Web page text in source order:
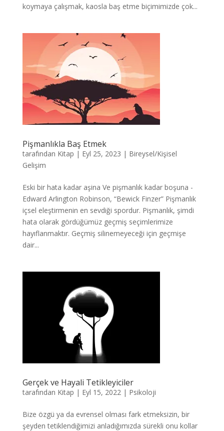
koymaya çalışmak, kaosla baş etme biçimimizde çok...
Pişmanlıkla Baş Etmek
tarafından Kitap | Eyl 25, 2023 | Bireysel/Kişisel
Gelişim
Eski bir hata kadar aşina Ve pişmanlık kadar boşuna -
Edward Arlington Robinson, “Bewick Finzer” Pişmanlık
içsel eleştirmenin en sevdiği spordur. Pişmanlık, şimdi
hata olarak gördüğümüz geçmiş seçimlerimize
hayıflanmaktır. Geçmiş silinemeyeceği için geçmişe
dair...
Gerçek ve Hayali Tetikleyiciler
tarafından Kitap | Eyl 15, 2022| Psikoloji
Bize özgü ya da evrensel olması fark etmeksizin, bir
şeyden tetiklendiğimizi anladığımızda sürekli onu kollar